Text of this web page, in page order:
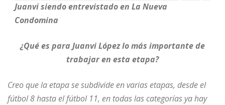
Juanvi siendo entrevistado en La Nueva
Condomina
¿Qué es para Juanvi López lo más importante de
trabajar en esta etapa?
Creo que la etapa se subdivide en varias etapas, desde el
fútbol 8 hasta el fútbol 11, en todas las categorías ya hay